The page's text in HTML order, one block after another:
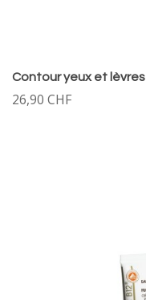
Contour yeux et lèvres
26,90 CHF